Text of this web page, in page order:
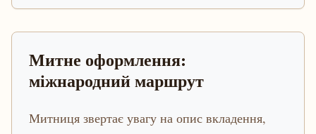
Митне оформлення:
міжнародний маршрут
Митниця звертає увагу на опис вкладення,